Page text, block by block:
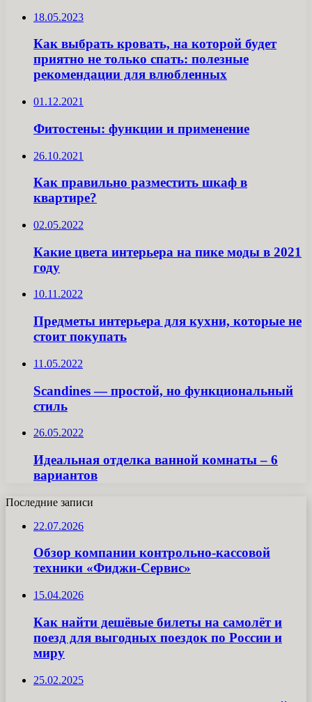
18.05.2023
Как выбрать кровать, на которой будет
приятно не только спать: полезные
рекомендации для влюбленных
01.12.2021
Фитостены: функции и применение
26.10.2021
Как правильно разместить шкаф в
квартире?
02.05.2022
Какие цвета интерьера на пике моды в 2021
году
10.11.2022
Предметы интерьера для кухни, которые не
стоит покупать
11.05.2022
Scandines — простой, но функциональный
стиль
26.05.2022
Идеальная отделка ванной комнаты – 6
вариантов
Последние записи
22.07.2026
Обзор компании контрольно-кассовой
техники «Фиджи-Сервис»
15.04.2026
Как найти дешёвые билеты на самолёт и
поезд для выгодных поездок по России и
миру
25.02.2025